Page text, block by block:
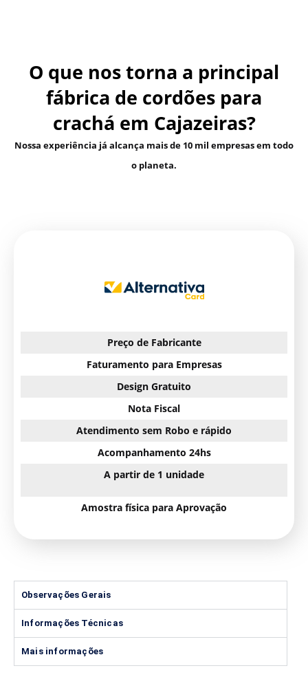
O que nos torna a principal
fábrica de cordões para
crachá em Cajazeiras?
Nossa experiência já alcança mais de 10 mil empresas em todo
o planeta.
Preço de Fabricante
Faturamento para Empresas
Design Gratuito
Nota Fiscal
Atendimento sem Robo e rápido
Acompanhamento 24hs
A partir de 1 unidade
Amostra física para Aprovação
Observações Gerais
Informações Técnicas
Mais informações